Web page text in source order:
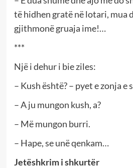
të hidhen gratë në lotari, mua
gjithmonë gruaja ime!…
***
Një i dehur i bie ziles:
– Kush është? – pyet e zonja e
– A ju mungon kush, a?
– Më mungon burri.
– Hape, se unë qenkam…
Jetëshkrim i shkurtër